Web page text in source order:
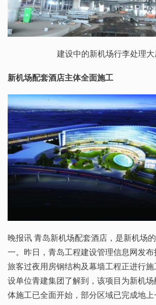
建设中的新机场行李处理大
新机场配套酒店主体全面施工
晚报讯 青岛新机场配套酒店，是新机场
一。昨日，青岛工程建设管理信息网发
旅客过夜用房钢结构及幕墙工程正进行
设单位青建集团了解到，该项目为新机
体施工已全面开始，部分区域已完成地上